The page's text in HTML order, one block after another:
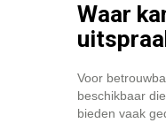
Waar
Voor
beschikbaar
bieden vaak